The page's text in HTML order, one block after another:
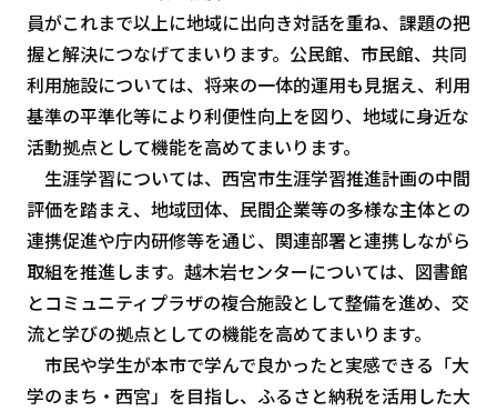
員がこれまで以上に地域に出向き対話を重ね、課題の把
握と解決につなげてまいります。公民館、市民館、共同
利用施設については、将来の一体的運用も見据え、利用
基準の平準化等により利便性向上を図り、地域に身近な
活動拠点として機能を高めてまいります。
生涯学習については、西宮市生涯学習推進計画の中間
評価を踏まえ、地域団体、民間企業等の多様な主体との
連携促進や庁内研修等を通じ、関連部署と連携しながら
取組を推進します。越木岩センターについては、図書館
とコミュニティプラザの複合施設として整備を進め、交
流と学びの拠点としての機能を高めてまいります。
市民や学生が本市で学んで良かったと実感できる「大
学のまち・西宮」を目指し、ふるさと納税を活用した大